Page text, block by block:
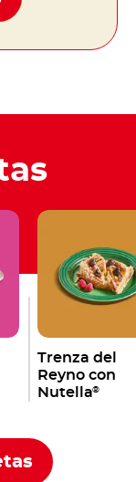
Trenza del
Reyno con
Nutella®